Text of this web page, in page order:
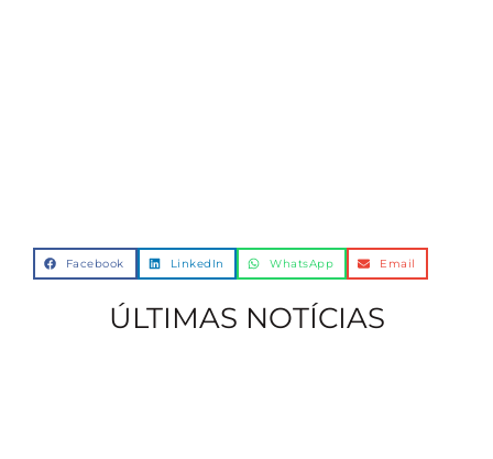
Facebook LinkedIn WhatsApp Email
ÚLTIMAS NOTÍCIAS